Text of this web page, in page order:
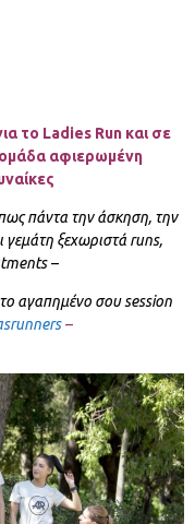
το Ladies Runκαι σε
αφιερωμένη
πάντα την άσκηση, την
γεμάτη ξεχωριστά runs,
–
το αγαπημένο σουsession
–